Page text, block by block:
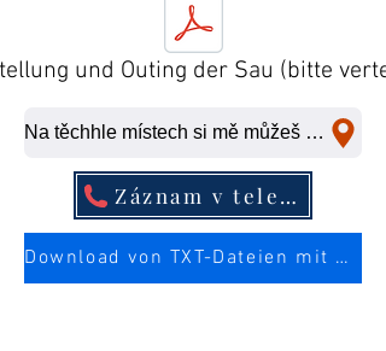
und Outing der Sau (bitte
Na těchhle místech si mě můžeš ošukat na rychlo.
Záznam v telefonním seznamu
Download von TXT-Dateien mit mehr Infos über die Sau